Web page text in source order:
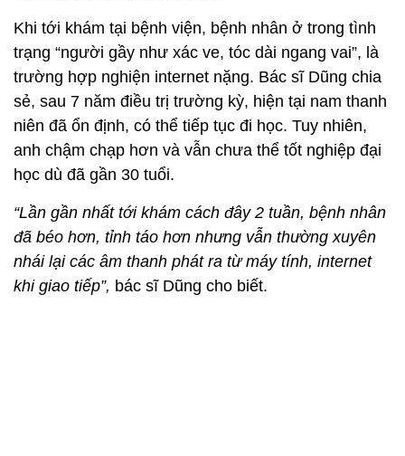
Khi tới khám tại bệnh viện, bệnh nhân ở trong tình
trạng “người gầy như xác ve, tóc dài ngang vai”, là
trường hợp nghiện internet nặng. Bác sĩ Dũng chia
sẻ, sau 7 năm điều trị trường kỳ, hiện tại nam thanh
niên đã ổn định, có thể tiếp tục đi học. Tuy nhiên,
anh chậm chạp hơn và vẫn chưa thể tốt nghiệp đại
học dù đã gần 30 tuổi.
“Lần gần nhất tới khám cách đây 2 tuần, bệnh nhân
đã béo hơn, tỉnh táo hơn nhưng vẫn thường xuyên
nhái lại các âm thanh phát ra từ máy tính, internet
khi giao tiếp”, bác sĩ Dũng cho biết.